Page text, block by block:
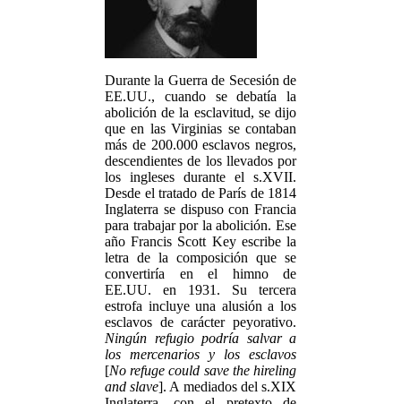
Durante la Guerra de Secesión de
EE.UU., cuando se debatía la
abolición de la esclavitud, se dijo
que en las Virginias se contaban
más de 200.000 esclavos negros,
descendientes de los llevados por
los ingleses durante el s.XVII.
Desde el tratado de París de 1814
Inglaterra se dispuso con Francia
para trabajar por la abolición. Ese
año Francis Scott Key escribe la
letra de la composición que se
convertiría en el himno de
EE.UU. en 1931. Su tercera
estrofa incluye una alusión a los
esclavos de carácter peyorativo.
Ningún refugio podría salvar a
los mercenarios y los esclavos
[No refuge could save the hireling
and slave]. A mediados del s.XIX